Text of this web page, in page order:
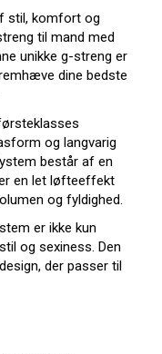
stil, komfort og
til mand med
unikke g-streng er
dine bedste
og langvarig
består af en
en let løfteeffekt
og fyldighed.
er ikke kun
og sexiness. Den
der passer til